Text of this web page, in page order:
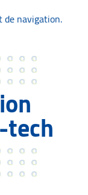
de navigation.